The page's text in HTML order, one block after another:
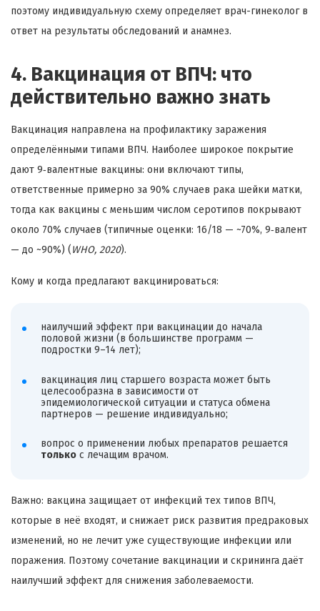
поэтому индивидуальную схему определяет врач-гинеколог в
ответ на результаты обследований и анамнез.
4. Вакцинация от ВПЧ: что
действительно важно знать
Вакцинация направлена на профилактику заражения
определёнными типами ВПЧ. Наиболее широкое покрытие
дают 9‑валентные вакцины: они включают типы,
ответственные примерно за 90% случаев рака шейки матки,
тогда как вакцины с меньшим числом серотипов покрывают
около 70% случаев (типичные оценки: 16/18 — ~70%, 9‑валент
— до ~90%) (WHO, 2020).
Кому и когда предлагают вакцинироваться:
наилучший эффект при вакцинации до начала
половой жизни (в большинстве программ —
подростки 9–14 лет);
вакцинация лиц старшего возраста может быть
целесообразна в зависимости от
эпидемиологической ситуации и статуса обмена
партнеров — решение индивидуально;
вопрос о применении любых препаратов решается
толькос лечащим врачом.
Важно: вакцина защищает от инфекций тех типов ВПЧ,
которые в неё входят, и снижает риск развития предраковых
изменений, но не лечит уже существующие инфекции или
поражения. Поэтому сочетание вакцинации и скрининга даёт
наилучший эффект для снижения заболеваемости.